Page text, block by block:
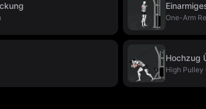
One-Arm
Hochzug
High Pulley